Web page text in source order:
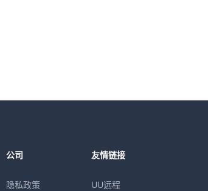
公司
隐私政策
友情链接
UU远程